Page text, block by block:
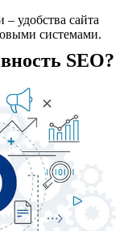
– удобства сайта
системами.
SEO?